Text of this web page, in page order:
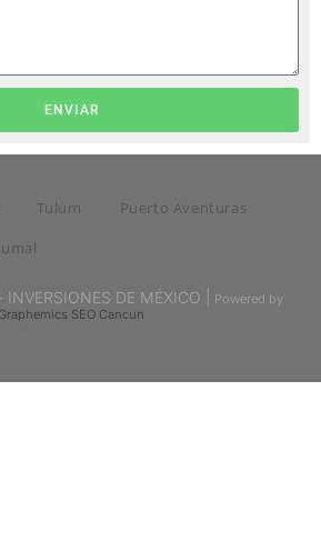
ENVIAR
Tulum
Puerto Aventuras
DE MÉXICO |
Powered by
Graphemics SEO Cancun